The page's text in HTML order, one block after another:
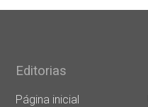
Editorias
Página inicial